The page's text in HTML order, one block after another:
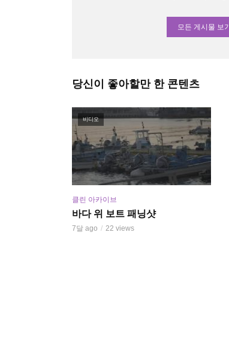
모든 게시물 보기
당신이 좋아할만 한 콘텐츠
비디오
클린 아카이브
바다 위 보트 패닝샷
7달 ago 22 views